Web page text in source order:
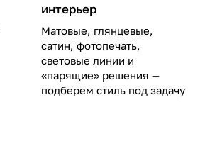
интерьер
Матовые, глянцевые,
сатин, фотопечать,
световые линии и
«парящие» решения —
подберем стиль под задачу